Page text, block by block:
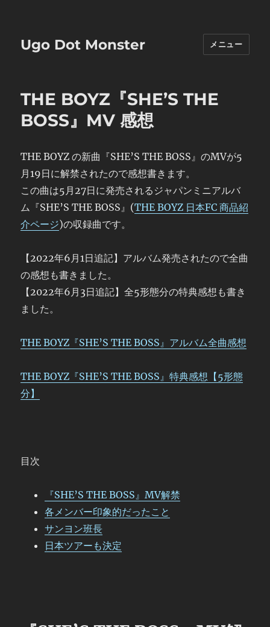
Ugo Dot Monster メニュー
THE BOYZ『SHE’S THE
BOSS』MV 感想
THE BOYZ の新曲『SHE’S THE BOSS』のMVが5
月19日に解禁されたので感想書きます。
この曲は5月27日に発売されるジャパンミニアルバ
ム『SHE’S THE BOSS』(THE BOYZ 日本FC 商品紹
介ページ)の収録曲です。
【2022年6月1日追記】アルバム発売されたので全曲
の感想も書きました。
【2022年6月3日追記】全5形態分の特典感想も書き
ました。
THE BOYZ『SHE’S THE BOSS』アルバム全曲感想
THE BOYZ『SHE’S THE BOSS』特典感想【5形態
分】
目次
『SHE’S THE BOSS』MV解禁
各メンバー印象的だったこと
サンヨン班長
日本ツアーも決定